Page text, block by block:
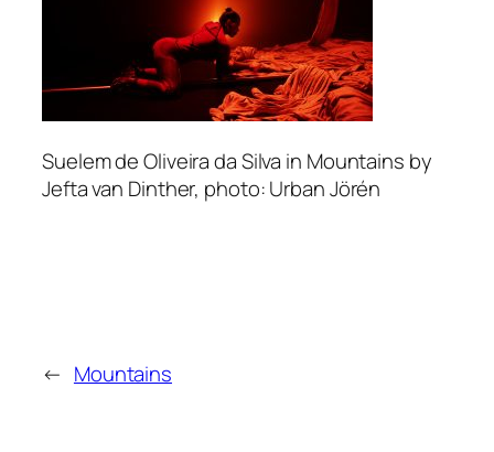
Suelem de Oliveira da Silva in Mountains by
Jefta van Dinther, photo: Urban Jörén
← Mountains